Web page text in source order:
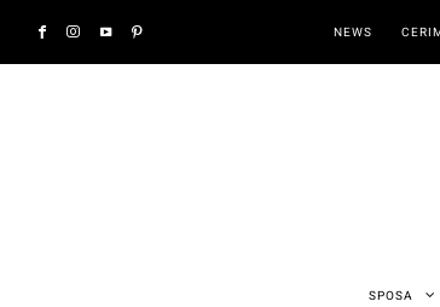
NEWS
SPOSA